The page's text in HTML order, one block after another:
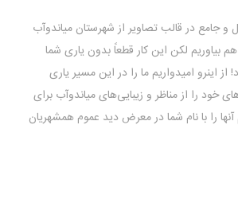
و جامع در قالب تصاویر از شهرستان میاندوآب
هم بیاوریم لکن این کار قطعاً بدون یاری شما
از اینرو امیدواریم ما را در این مسیر یاری
خود را از مناظر و زیبایی‌های میاندوآب برای
آنها را با نام شما در معرض دید عموم همشهریان